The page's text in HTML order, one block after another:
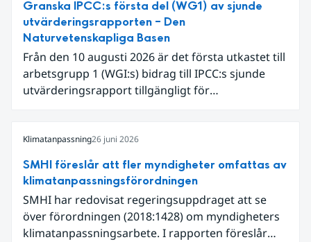
extrem hetta i slutet av månaden. Världshavens
ytvattentemperaturer var den högsta som
uppmätts för en juni månad, vilket ligger i fas med
en framväxande El Niño i Stilla havet.
Granska IPCC:s första del (WG1) av sjunde
utvärderingsrapporten – Den
Naturvetenskapliga Basen
Från den 10 augusti 2026 är det första utkastet till
arbetsgrupp 1 (WGI:s) bidrag till IPCC:s sjunde
utvärderingsrapport tillgängligt för
Klimatanpassning26 juni 2026
SMHI föreslår att fler myndigheter omfattas av
klimatanpassningsförordningen
SMHI har redovisat regeringsuppdraget att se
över förordningen (2018:1428) om myndigheters
klimatanpassningsarbete. I rapporten föreslår